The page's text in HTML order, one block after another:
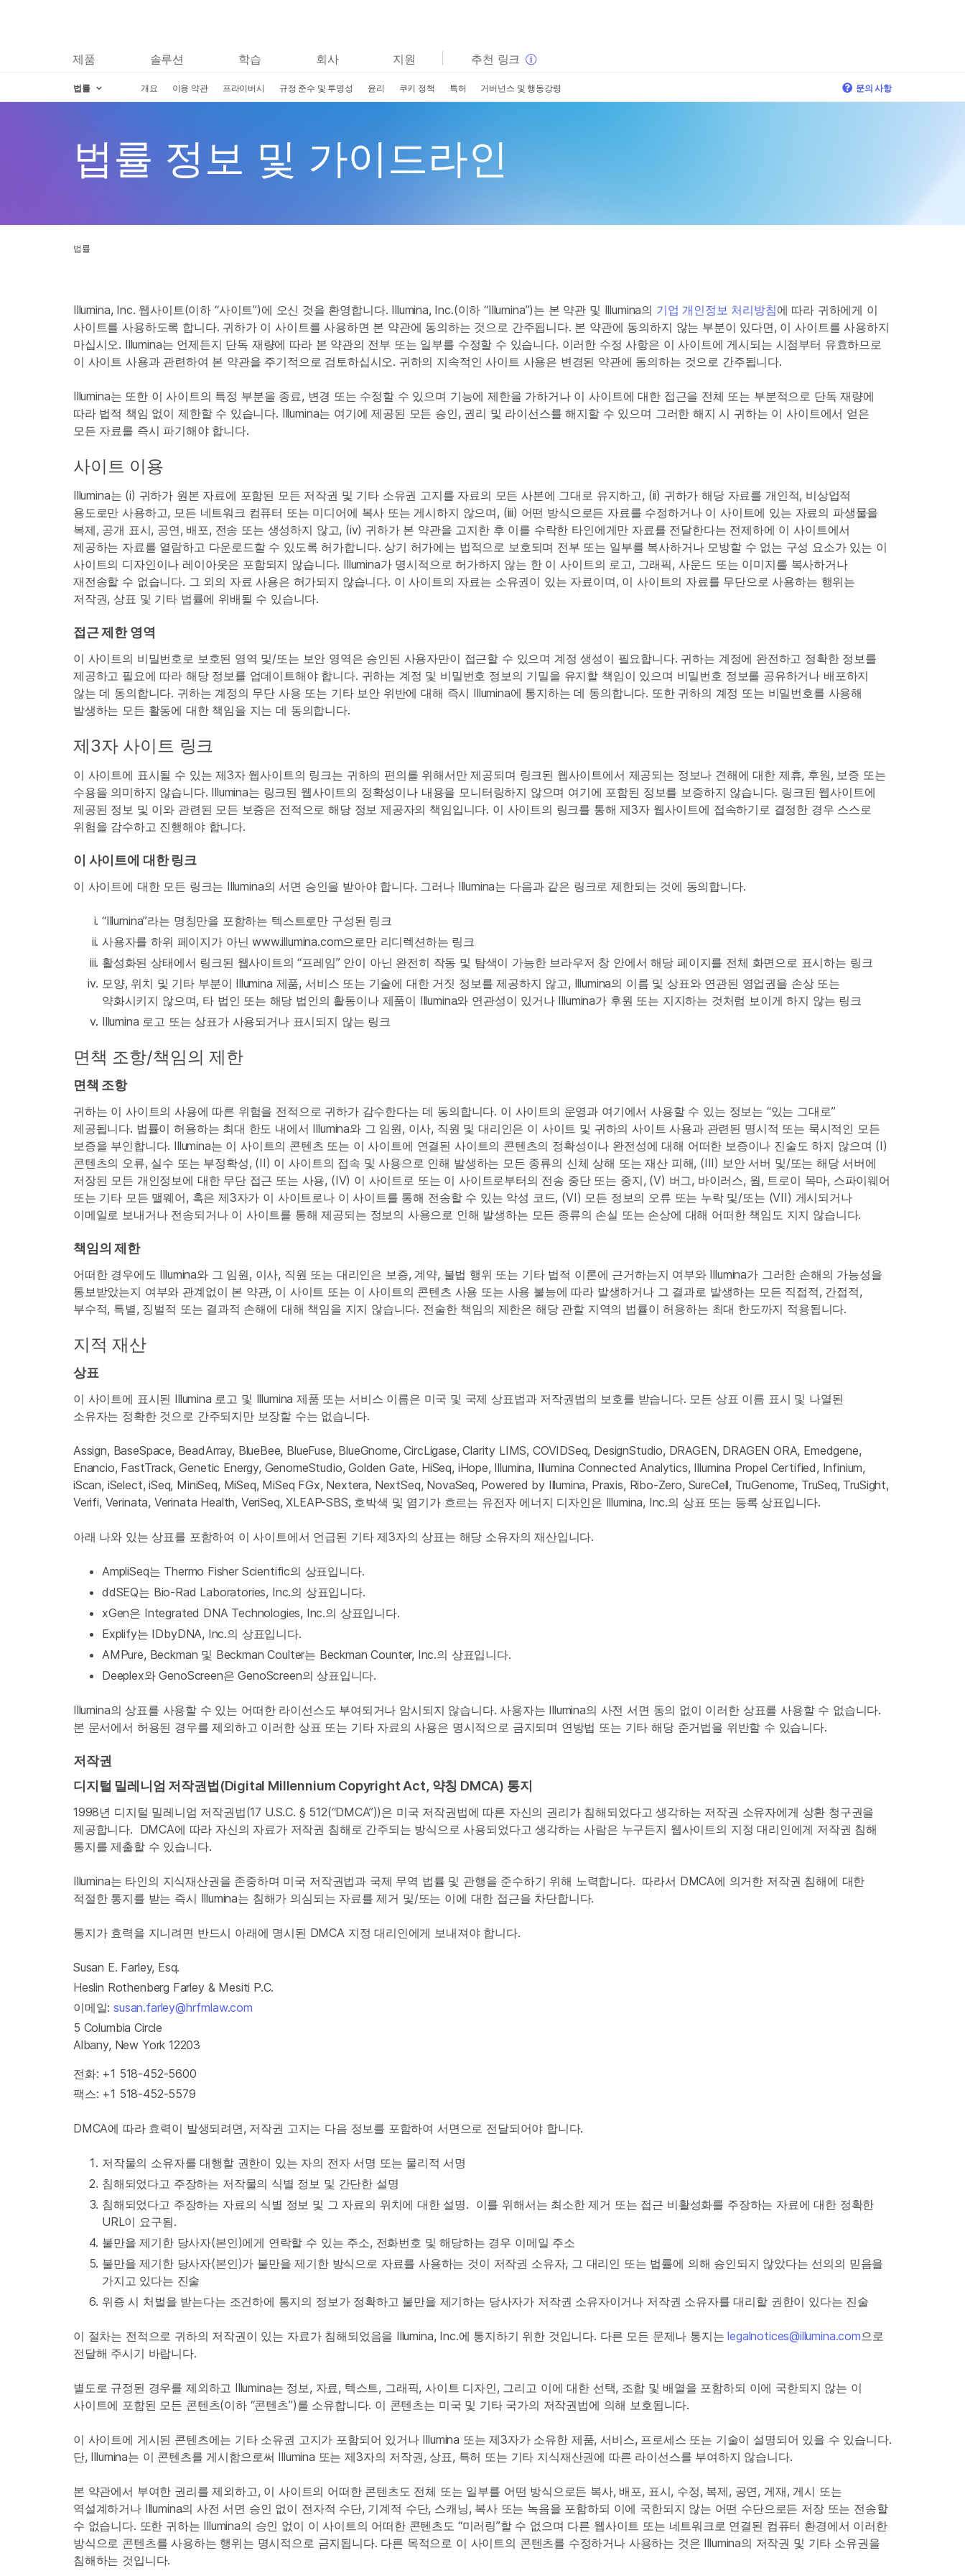
제품 솔루션 학습 회사 지원 추천 링크
법률 개요 이용 약관 프라이버시 규정 준수 및 투명성 윤리 쿠키 정책 특허 거버넌스 및 행동강령 문의 사항
법률
법률 정보 및 가이드라인
Illumina, Inc. 웹사이트(이하 “사이트”)에 오신 것을 환영합니다. Illumina, Inc.(이하 “Illumina”)는 본 약관 및 Illumina의 기업 개인정보 처리방침에 따라 귀하에게 이
사이트를 사용하도록 합니다. 귀하가 이 사이트를 사용하면 본 약관에 동의하는 것으로 간주됩니다. 본 약관에 동의하지 않는 부분이 있다면, 이 사이트를 사용하지
마십시오. Illumina는 언제든지 단독 재량에 따라 본 약관의 전부 또는 일부를 수정할 수 있습니다. 이러한 수정 사항은 이 사이트에 게시되는 시점부터 유효하므로
이 사이트 사용과 관련하여 본 약관을 주기적으로 검토하십시오. 귀하의 지속적인 사이트 사용은 변경된 약관에 동의하는 것으로 간주됩니다.
Illumina는 또한 이 사이트의 특정 부분을 종료, 변경 또는 수정할 수 있으며 기능에 제한을 가하거나 이 사이트에 대한 접근을 전체 또는 부분적으로 단독 재량에
따라 법적 책임 없이 제한할 수 있습니다. Illumina는 여기에 제공된 모든 승인, 권리 및 라이선스를 해지할 수 있으며 그러한 해지 시 귀하는 이 사이트에서 얻은
모든 자료를 즉시 파기해야 합니다.
사이트 이용
Illumina는 (i) 귀하가 원본 자료에 포함된 모든 저작권 및 기타 소유권 고지를 자료의 모든 사본에 그대로 유지하고, (ii) 귀하가 해당 자료를 개인적, 비상업적
용도로만 사용하고, 모든 네트워크 컴퓨터 또는 미디어에 복사 또는 게시하지 않으며, (iii) 어떤 방식으로든 자료를 수정하거나 이 사이트에 있는 자료의 파생물을
복제, 공개 표시, 공연, 배포, 전송 또는 생성하지 않고, (iv) 귀하가 본 약관을 고지한 후 이를 수락한 타인에게만 자료를 전달한다는 전제하에 이 사이트에서
제공하는 자료를 열람하고 다운로드할 수 있도록 허가합니다. 상기 허가에는 법적으로 보호되며 전부 또는 일부를 복사하거나 모방할 수 없는 구성 요소가 있는 이
사이트의 디자인이나 레이아웃은 포함되지 않습니다. Illumina가 명시적으로 허가하지 않는 한 이 사이트의 로고, 그래픽, 사운드 또는 이미지를 복사하거나
재전송할 수 없습니다. 그 외의 자료 사용은 허가되지 않습니다. 이 사이트의 자료는 소유권이 있는 자료이며, 이 사이트의 자료를 무단으로 사용하는 행위는
저작권, 상표 및 기타 법률에 위배될 수 있습니다.
접근 제한 영역
이 사이트의 비밀번호로 보호된 영역 및/또는 보안 영역은 승인된 사용자만이 접근할 수 있으며 계정 생성이 필요합니다. 귀하는 계정에 완전하고 정확한 정보를
제공하고 필요에 따라 해당 정보를 업데이트해야 합니다. 귀하는 계정 및 비밀번호 정보의 기밀을 유지할 책임이 있으며 비밀번호 정보를 공유하거나 배포하지
않는 데 동의합니다. 귀하는 계정의 무단 사용 또는 기타 보안 위반에 대해 즉시 Illumina에 통지하는 데 동의합니다. 또한 귀하의 계정 또는 비밀번호를 사용해
발생하는 모든 활동에 대한 책임을 지는 데 동의합니다.
제3자 사이트 링크
이 사이트에 표시될 수 있는 제3자 웹사이트의 링크는 귀하의 편의를 위해서만 제공되며 링크된 웹사이트에서 제공되는 정보나 견해에 대한 제휴, 후원, 보증 또는
수용을 의미하지 않습니다. Illumina는 링크된 웹사이트의 정확성이나 내용을 모니터링하지 않으며 여기에 포함된 정보를 보증하지 않습니다. 링크된 웹사이트에
제공된 정보 및 이와 관련된 모든 보증은 전적으로 해당 정보 제공자의 책임입니다. 이 사이트의 링크를 통해 제3자 웹사이트에 접속하기로 결정한 경우 스스로
위험을 감수하고 진행해야 합니다.
이 사이트에 대한 링크
이 사이트에 대한 모든 링크는 Illumina의 서면 승인을 받아야 합니다. 그러나 Illumina는 다음과 같은 링크로 제한되는 것에 동의합니다.
“Illumina”라는 명칭만을 포함하는 텍스트로만 구성된 링크
사용자를 하위 페이지가 아닌 www.illumina.com으로만 리디렉션하는 링크
활성화된 상태에서 링크된 웹사이트의 “프레임” 안이 아닌 완전히 작동 및 탐색이 가능한 브라우저 창 안에서 해당 페이지를 전체 화면으로 표시하는 링크
모양, 위치 및 기타 부분이 Illumina 제품, 서비스 또는 기술에 대한 거짓 정보를 제공하지 않고, Illumina의 이름 및 상표와 연관된 영업권을 손상 또는
약화시키지 않으며, 타 법인 또는 해당 법인의 활동이나 제품이 Illumina와 연관성이 있거나 Illumina가 후원 또는 지지하는 것처럼 보이게 하지 않는 링크
Illumina 로고 또는 상표가 사용되거나 표시되지 않는 링크
면책 조항/책임의 제한
면책 조항
귀하는 이 사이트의 사용에 따른 위험을 전적으로 귀하가 감수한다는 데 동의합니다. 이 사이트의 운영과 여기에서 사용할 수 있는 정보는 “있는 그대로”
제공됩니다. 법률이 허용하는 최대 한도 내에서 Illumina와 그 임원, 이사, 직원 및 대리인은 이 사이트 및 귀하의 사이트 사용과 관련된 명시적 또는 묵시적인 모든
보증을 부인합니다. Illumina는 이 사이트의 콘텐츠 또는 이 사이트에 연결된 사이트의 콘텐츠의 정확성이나 완전성에 대해 어떠한 보증이나 진술도 하지 않으며 (I)
콘텐츠의 오류, 실수 또는 부정확성, (II) 이 사이트의 접속 및 사용으로 인해 발생하는 모든 종류의 신체 상해 또는 재산 피해, (III) 보안 서버 및/또는 해당 서버에
저장된 모든 개인정보에 대한 무단 접근 또는 사용, (IV) 이 사이트로 또는 이 사이트로부터의 전송 중단 또는 중지, (V) 버그, 바이러스, 웜, 트로이 목마, 스파이웨어
또는 기타 모든 맬웨어, 혹은 제3자가 이 사이트로나 이 사이트를 통해 전송할 수 있는 악성 코드, (VI) 모든 정보의 오류 또는 누락 및/또는 (VII) 게시되거나
이메일로 보내거나 전송되거나 이 사이트를 통해 제공되는 정보의 사용으로 인해 발생하는 모든 종류의 손실 또는 손상에 대해 어떠한 책임도 지지 않습니다.
책임의 제한
어떠한 경우에도 Illumina와 그 임원, 이사, 직원 또는 대리인은 보증, 계약, 불법 행위 또는 기타 법적 이론에 근거하는지 여부와 Illumina가 그러한 손해의 가능성을
통보받았는지 여부와 관계없이 본 약관, 이 사이트 또는 이 사이트의 콘텐츠 사용 또는 사용 불능에 따라 발생하거나 그 결과로 발생하는 모든 직접적, 간접적,
부수적, 특별, 징벌적 또는 결과적 손해에 대해 책임을 지지 않습니다. 전술한 책임의 제한은 해당 관할 지역의 법률이 허용하는 최대 한도까지 적용됩니다.
지적 재산
상표
이 사이트에 표시된 Illumina 로고 및 Illumina 제품 또는 서비스 이름은 미국 및 국제 상표법과 저작권법의 보호를 받습니다. 모든 상표 이름 표시 및 나열된
소유자는 정확한 것으로 간주되지만 보장할 수는 없습니다.
Assign, BaseSpace, BeadArray, BlueBee, BlueFuse, BlueGnome, CircLigase, Clarity LIMS, COVIDSeq, DesignStudio, DRAGEN, DRAGEN ORA, Emedgene,
Enancio, FastTrack, Genetic Energy, GenomeStudio, Golden Gate, HiSeq, iHope, Illumina, Illumina Connected Analytics, Illumina Propel Certified, Infinium,
iScan, iSelect, iSeq, MiniSeq, MiSeq, MiSeq FGx, Nextera, NextSeq, NovaSeq, Powered by Illumina, Praxis, Ribo-Zero, SureCell, TruGenome, TruSeq, TruSight,
Verifi, Verinata, Verinata Health, VeriSeq, XLEAP-SBS, 호박색 및 염기가 흐르는 유전자 에너지 디자인은 Illumina, Inc.의 상표 또는 등록 상표입니다.
아래 나와 있는 상표를 포함하여 이 사이트에서 언급된 기타 제3자의 상표는 해당 소유자의 재산입니다.
AmpliSeq는 Thermo Fisher Scientific의 상표입니다.
ddSEQ는 Bio-Rad Laboratories, Inc.의 상표입니다.
xGen은 Integrated DNA Technologies, Inc.의 상표입니다.
Explify는 IDbyDNA, Inc.의 상표입니다.
AMPure, Beckman 및 Beckman Coulter는 Beckman Counter, Inc.의 상표입니다.
Deeplex와 GenoScreen은 GenoScreen의 상표입니다.
Illumina의 상표를 사용할 수 있는 어떠한 라이선스도 부여되거나 암시되지 않습니다. 사용자는 Illumina의 사전 서면 동의 없이 이러한 상표를 사용할 수 없습니다.
본 문서에서 허용된 경우를 제외하고 이러한 상표 또는 기타 자료의 사용은 명시적으로 금지되며 연방법 또는 기타 해당 준거법을 위반할 수 있습니다.
저작권
디지털 밀레니엄 저작권법(Digital Millennium Copyright Act, 약칭 DMCA) 통지
1998년 디지털 밀레니엄 저작권법(17 U.S.C. § 512(“DMCA”))은 미국 저작권법에 따른 자신의 권리가 침해되었다고 생각하는 저작권 소유자에게 상환 청구권을
제공합니다. DMCA에 따라 자신의 자료가 저작권 침해로 간주되는 방식으로 사용되었다고 생각하는 사람은 누구든지 웹사이트의 지정 대리인에게 저작권 침해
통지를 제출할 수 있습니다.
Illumina는 타인의 지식재산권을 존중하며 미국 저작권법과 국제 무역 법률 및 관행을 준수하기 위해 노력합니다. 따라서 DMCA에 의거한 저작권 침해에 대한
적절한 통지를 받는 즉시 Illumina는 침해가 의심되는 자료를 제거 및/또는 이에 대한 접근을 차단합니다.
통지가 효력을 지니려면 반드시 아래에 명시된 DMCA 지정 대리인에게 보내져야 합니다.
Susan E. Farley, Esq.
Heslin Rothenberg Farley & Mesiti P.C.
이메일:susan.farley@hrfmlaw.com
5 Columbia Circle
Albany, New York 12203
전화: +1 518-452-5600
팩스: +1 518-452-5579
DMCA에 따라 효력이 발생되려면, 저작권 고지는 다음 정보를 포함하여 서면으로 전달되어야 합니다.
저작물의 소유자를 대행할 권한이 있는 자의 전자 서명 또는 물리적 서명
침해되었다고 주장하는 저작물의 식별 정보 및 간단한 설명
침해되었다고 주장하는 자료의 식별 정보 및 그 자료의 위치에 대한 설명. 이를 위해서는 최소한 제거 또는 접근 비활성화를 주장하는 자료에 대한 정확한
URL이 요구됨.
불만을 제기한 당사자(본인)에게 연락할 수 있는 주소, 전화번호 및 해당하는 경우 이메일 주소
불만을 제기한 당사자(본인)가 불만을 제기한 방식으로 자료를 사용하는 것이 저작권 소유자, 그 대리인 또는 법률에 의해 승인되지 않았다는 선의의 믿음을
가지고 있다는 진술
위증 시 처벌을 받는다는 조건하에 통지의 정보가 정확하고 불만을 제기하는 당사자가 저작권 소유자이거나 저작권 소유자를 대리할 권한이 있다는 진술
이 절차는 전적으로 귀하의 저작권이 있는 자료가 침해되었음을 Illumina, Inc.에 통지하기 위한 것입니다. 다른 모든 문제나 통지는legalnotices@illumina.com으로
전달해 주시기 바랍니다.
별도로 규정된 경우를 제외하고 Illumina는 정보, 자료, 텍스트, 그래픽, 사이트 디자인, 그리고 이에 대한 선택, 조합 및 배열을 포함하되 이에 국한되지 않는 이
사이트에 포함된 모든 콘텐츠(이하 “콘텐츠”)를 소유합니다. 이 콘텐츠는 미국 및 기타 국가의 저작권법에 의해 보호됩니다.
이 사이트에 게시된 콘텐츠에는 기타 소유권 고지가 포함되어 있거나 Illumina 또는 제3자가 소유한 제품, 서비스, 프로세스 또는 기술이 설명되어 있을 수 있습니다.
단, Illumina는 이 콘텐츠를 게시함으로써 Illumina 또는 제3자의 저작권, 상표, 특허 또는 기타 지식재산권에 따른 라이선스를 부여하지 않습니다.
본 약관에서 부여한 권리를 제외하고, 이 사이트의 어떠한 콘텐츠도 전체 또는 일부를 어떤 방식으로든 복사, 배포, 표시, 수정, 복제, 공연, 게재, 게시 또는
역설계하거나 Illumina의 사전 서면 승인 없이 전자적 수단, 기계적 수단, 스캐닝, 복사 또는 녹음을 포함하되 이에 국한되지 않는 어떤 수단으로든 저장 또는 전송할
수 없습니다. 또한 귀하는 Illumina의 승인 없이 이 사이트의 어떠한 콘텐츠도 “미러링”할 수 없으며 다른 웹사이트 또는 네트워크로 연결된 컴퓨터 환경에서 이러한
방식으로 콘텐츠를 사용하는 행위는 명시적으로 금지됩니다. 다른 목적으로 이 사이트의 콘텐츠를 수정하거나 사용하는 것은 Illumina의 저작권 및 기타 소유권을
침해하는 것입니다.
보다 관련성이 높은 콘텐츠를 확인하실 수 있습니다. 주요
관심 분야를 선택해 주세요:
암 연구
복합 질환 연구
임상 종양학 연구